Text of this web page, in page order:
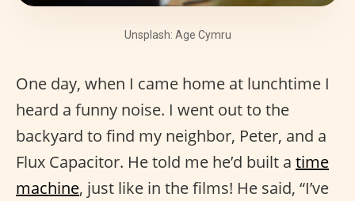
Unsplash: Age Cymru
One day, when I came home at lunchtime I
heard a funny noise. I went out to the
backyard to find my neighbor, Peter, and a
Flux Capacitor. He told me he’d built a time
machine, just like in the films! He said, “I’ve